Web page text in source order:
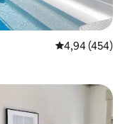
4,94 (454)